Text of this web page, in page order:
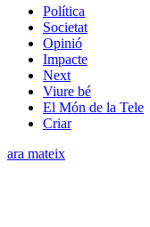
Política
Societat
Opinió
Impacte
Next
Viure bé
El Món de la Tele
Criar
ara mateix